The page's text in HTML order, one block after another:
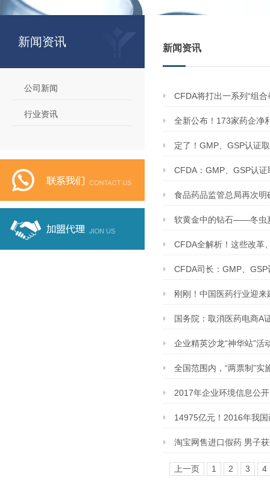
新闻资讯
公司新闻
行业资讯
新闻资讯
CFDA将打出一系列“组
全新公布！173家药企净
定了！GMP、GSP认证
CFDA：GMP、GSP认证
食品药品监管总局再次明
软黄金中的钻石——冬虫
CFDA全解析！这些改革
CFDA司长：GMP、
刚刚！中国医药行业迎
国务院：取消医药电商A
企业精英沙龙“神华站”活
全国范围内，“两票制”实
2017年企业环境信息公开
14975亿元！2016年我
淘宝网售进口假药 男子
上一页 1 2 3 4